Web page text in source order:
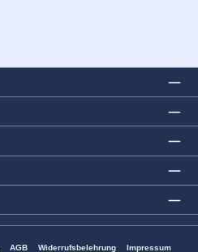
AGB Widerrufsbelehrung Impressum